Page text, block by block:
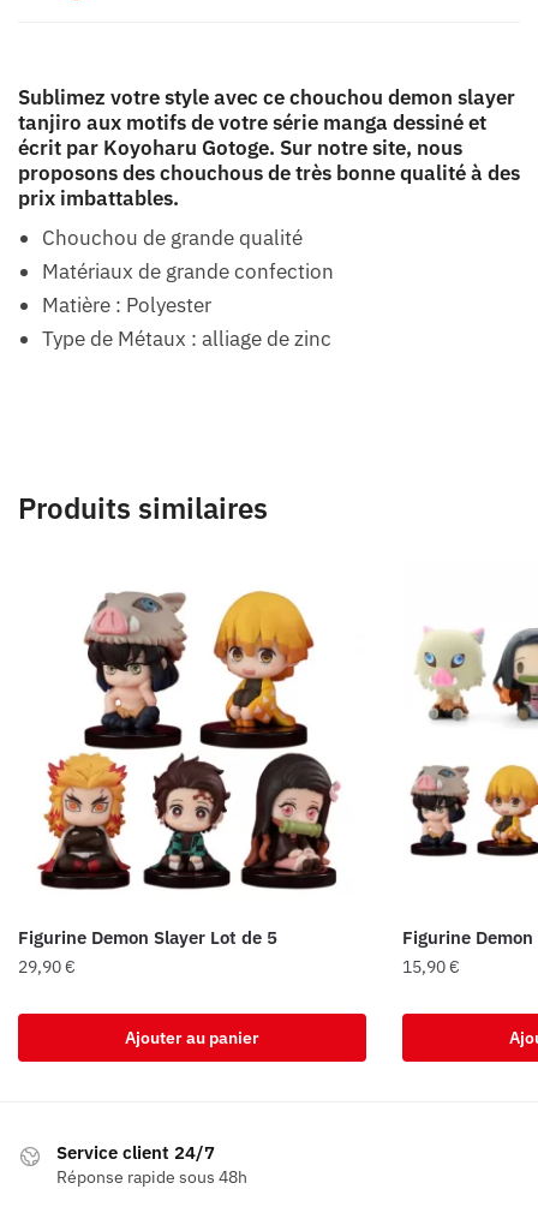
Sublimez votre style avec ce chouchou demon slayer
tanjiro aux motifs de votre série manga dessiné et
écrit par Koyoharu Gotoge. Sur notre site, nous
proposons des chouchous de très bonne qualité à des
prix imbattables.
Chouchou de grande qualité
Matériaux de grande confection
Matière : Polyester
Type de Métaux : alliage de zinc
Produits similaires
Figurine Demon Slayer Lot de 5
29,90€
Ajouter au panier
Figurine
15,90€
Service client 24/7
Réponse rapide sous 48h